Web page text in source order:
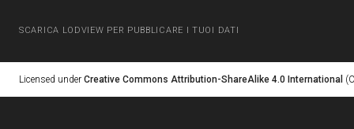
SCARICA LODVIEW PER PUBBLICARE I TUOI DATI
Licensed under Creative Commons Attribution-ShareAlike 4.0 International